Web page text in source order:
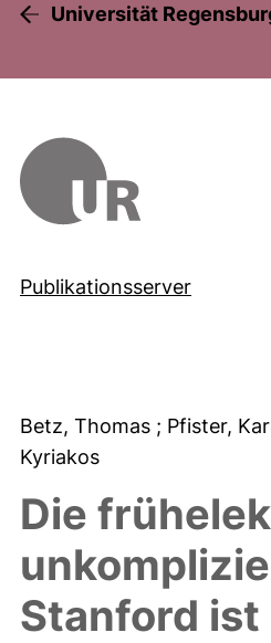
Universität
Publikationsserver
Betz, Thomas ; Pfister,
Kyriakos
Die
Stanford